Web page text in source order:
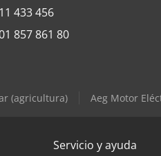
433 456
857 861 80
(agricultura) Aeg Motor
Servicio y ayuda